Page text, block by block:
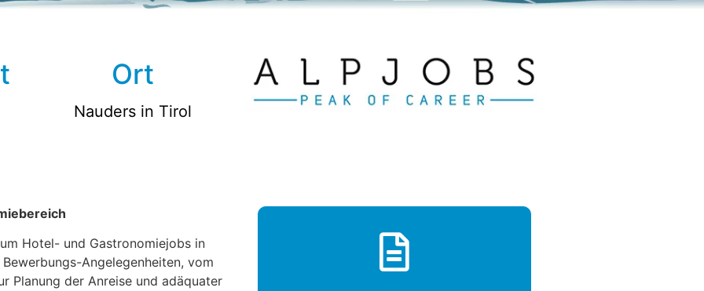
Ort
Nauders in Tirol
Hotel- und Gastronomiejobs in
Angelegenheiten, vom
Planung der Anreise und adäquater